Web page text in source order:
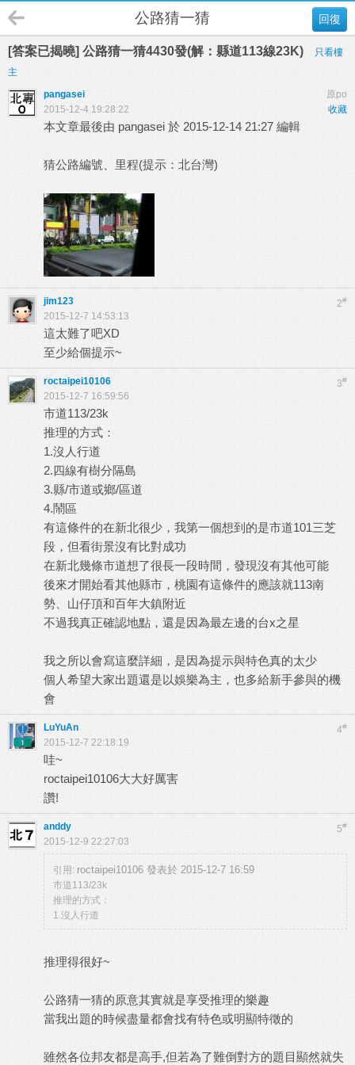
回復
公路猜一猜
[答案已揭曉] 公路猜一猜4430發(解：縣道113線23K)
只看樓
主
原po
pangasei
收藏
2015-12-4 19:28:22
本文章最後由 pangasei 於 2015-12-14 21:27 編輯
猜公路編號、里程(提示：北台灣)
2#
jim123
2015-12-7 14:53:13
這太難了吧XD
至少給個提示~
3#
roctaipei10106
2015-12-7 16:59:56
市道113/23k
推理的方式：
1.沒人行道
2.四線有樹分隔島
3.縣/市道或鄉/區道
4.鬧區
有這條件的在新北很少，我第一個想到的是市道101三芝
段，但看街景沒有比對成功
在新北幾條市道想了很長一段時間，發現沒有其他可能
後來才開始看其他縣市，桃園有這條件的應該就113南
勢、山仔頂和百年大鎮附近
不過我真正確認地點，還是因為最左邊的台x之星
我之所以會寫這麼詳細，是因為提示與特色真的太少
個人希望大家出題還是以娛樂為主，也多給新手參與的機
會
4#
LuYuAn
2015-12-7 22:18:19
哇~
roctaipei10106大大好厲害
讚!
5#
anddy
2015-12-9 22:27:03
引用: roctaipei10106 發表於 2015-12-7 16:59
市道113/23k
推理的方式：
1.沒人行道
推理得很好~
公路猜一猜的原意其實就是享受推理的樂趣
當我出題的時候盡量都會找有特色或明顯特徵的
雖然各位邦友都是高手,但若為了難倒對方的題目顯然就失